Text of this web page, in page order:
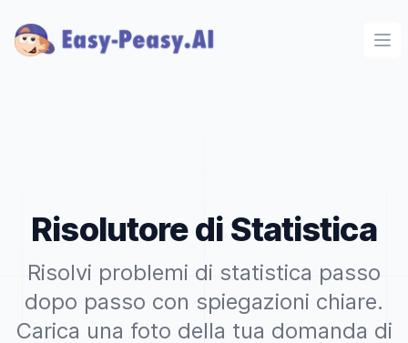
Risolutore di Statistica
Risolvi problemi di statistica passo
dopo passo con spiegazioni chiare.
Carica una foto della tua domanda di